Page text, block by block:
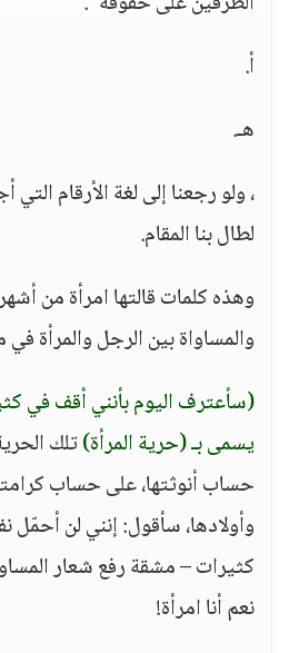
أ.
هـ.
، ولو رجعنا إلى لغة الأرقام
لطال بنا المقام.
وهذه كلمات قالتها امرأة من
والمساواة بين الرجل والمرأة
(سأعترف اليوم بأنني أقف في
يسمى بـ (حرية المرأة)تلك
حساب أنوثتها، على حساب
وأولادها، سأقول: إنني لن
كثيرات – مشقة رفع شعار
نعم أنا امرأة!